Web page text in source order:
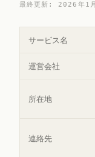
最終更新: 2026年1月
サービス名
運営会社
所在地
連絡先